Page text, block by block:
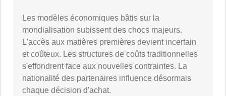
Les modèles économiques bâtis sur la
mondialisation subissent des chocs majeurs.
L'accès aux matières premières devient incertain
et coûteux. Les structures de coûts traditionnelles
s'effondrent face aux nouvelles contraintes. La
nationalité des partenaires influence désormais
chaque décision d'achat.